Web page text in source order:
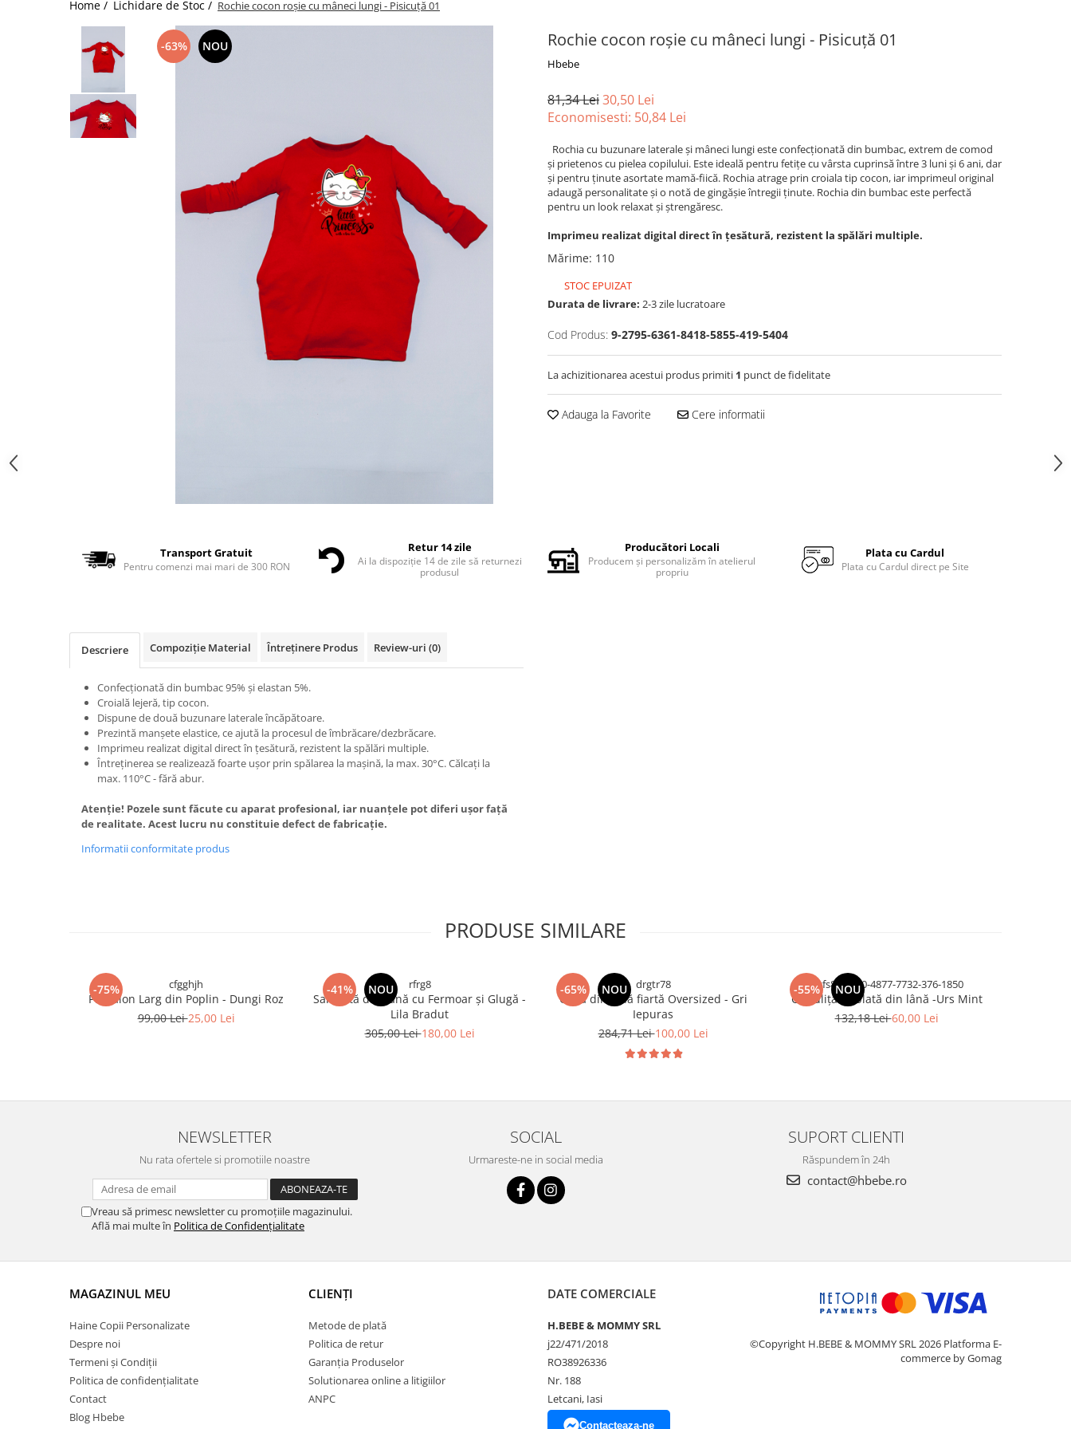
Home / Lichidare de Stoc / Rochie cocon roșie cu mâneci lungi - Pisicuță 01
Rochie cocon roșie cu mâneci lungi - Pisicuță 01
Hbebe
-63% NOU
81,34 Lei30,50 Lei
Economisesti: 50,84 Lei
Rochia cu buzunare laterale şi mâneci lungi este confecționată din bumbac, extrem de comod
şi prietenos cu pielea copilului. Este ideală pentru fetiţe cu vârsta cuprinsă între 3 luni şi 6 ani, dar
şi pentru ţinute asortate mamă-fiică. Rochia atrage prin croiala tip cocon, iar imprimeul original
adaugă personalitate şi o notă de gingăşie întregii ţinute. Rochia din bumbac este perfectă
pentru un look relaxat şi ştrengăresc.
Imprimeu realizat digital direct în țesătură, rezistent la spălări multiple.
Mărime: 110
STOC EPUIZAT
Durata de livrare: 2-3 zile lucratoare
Cod Produs: 9-2795-6361-8418-5855-419-5404
La achizitionarea acestui produs primiti 1 punct de fidelitate
Adauga la Favorite Cere informatii
Transport Gratuit
Pentru comenzi mai mari de 300 RON
Retur 14 zile
Ai la dispoziție 14 de zile să returnezi
produsul
Producători Locali
Producem și personalizăm în atelierul
propriu
Plata cu Cardul
Plata cu Cardul direct pe Site
Descriere Compoziție Material Întreținere Produs Review-uri (0)
Confecționată din bumbac 95% și elastan 5%.
Croială lejeră, tip cocon.
Dispune de două buzunare laterale încăpătoare.
Prezintă manșete elastice, ce ajută la procesul de îmbrăcare/dezbrăcare.
Imprimeu realizat digital direct în țesătură, rezistent la spălări multiple.
Întreținerea se realizează foarte ușor prin spălarea la mașină, la max. 30°C. Călcaţi la
max. 110°C - fără abur.
Atenție! Pozele sunt făcute cu aparat profesional, iar nuanțele pot diferi ușor față
de realitate. Acest lucru nu constituie defect de fabricație.
Informatii conformitate produs
PRODUSE SIMILARE
-75% cfgghjh
Pantalon Larg din Poplin - Dungi Roz
99,00 Lei25,00 Lei
-41% NOU rfrg8
Salopetă din Lână cu Fermoar și Glugă -
Lila Bradut
305,00 Lei180,00 Lei
-65% NOU drgtr78
Capă din lână fiartă Oversized - Gri
Iepuras
284,71 Lei100,00 Lei
-55% NOU
dvfs83-3020-4877-7732-376-1850
Caciuliță dublată din lână -Urs Mint
132,18 Lei60,00 Lei
NEWSLETTER
Nu rata ofertele si promotiile noastre
Vreau să primesc newsletter cu promoțiile magazinului.
Află mai multe în Politica de Confidențialitate
SOCIAL
Urmareste-ne in social media
SUPORT CLIENTI
Răspundem în 24h
contact@hbebe.ro
MAGAZINUL MEU
Haine Copii Personalizate
Despre noi
Termeni și Condiții
Politica de confidențialitate
Contact
Blog Hbebe
CLIENȚI
Metode de plată
Politica de retur
Garanția Produselor
Solutionarea online a litigiilor
ANPC
DATE COMERCIALE
H.BEBE & MOMMY SRL
j22/471/2018
RO38926336
Nr. 188
Letcani, Iasi
Contacteaza-ne
©Copyright H.BEBE & MOMMY SRL 2026 Platforma E-
commerce by Gomag